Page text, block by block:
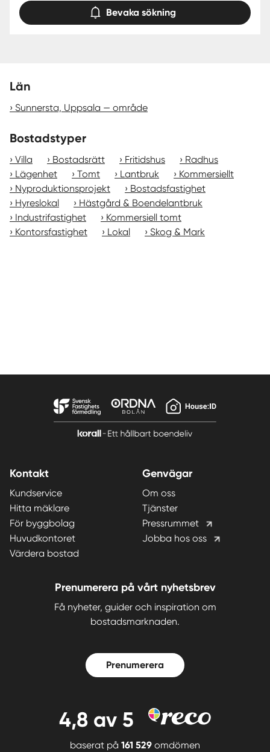
Bevaka sökning
Län
Sunnersta, Uppsala — område
Bostadstyper
Villa Bostadsrätt Fritidshus
Radhus
Lägenhet
Tomt Lantbruk
Kommersiellt
Nyproduktionsprojekt
Bostadsfastighet
Hyreslokal
Hästgård & Boendelantbruk
Industrifastighet
Kommersiell tomt
Kontorsfastighet
Lokal Skog & Mark
Kontakt
Kundservice
Hitta mäklare
För byggbolag
Huvudkontoret
Värdera bostad
Genvägar
Om oss
Tjänster
Pressrummet
Jobba hos oss
Prenumerera på vårt nyhetsbrev
Få nyheter, guider och inspiration om
bostadsmarknaden.
Prenumerera
4,8 av 5
baserat på 161 529 omdömen